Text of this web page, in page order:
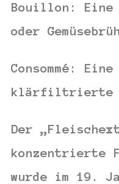
Bouillon:
oder
Consommé:
klärfiltrierte
Der
konzentrierte
wurde im 19.